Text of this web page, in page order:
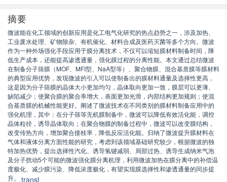
摘要
微波能在化工领域的创新应用是化工电气化研究的热点趋势之一，涉及加热、
工业废水处理、矿物除杂、有机催化、材料合成及医药灭菌等多个方向。微波
作为一种外场强化手段应用于膜分离技术，不仅可以缩短膜材料制备时间，降
低生产成本，还能提高渗透通量，强化膜过程的分离性能。本文通过总结微波
在制备分子筛膜（MOF、MFI型、NaA型等）、聚合物膜、混合基质膜等膜材料
的典型应用优势，发现微波的引入可以使制备出的膜材料通量及选择性更高，
这是因为分子筛膜的晶体大小更加均匀，晶体取向更加一致，膜层可以更薄、
缺陷减少；使聚合膜的聚合率增大，表面更加光滑，内部结构更加规则；使混
合基质膜的机械性能更好。阐述了微波技术在不同类别的膜材料制备应用中的
强化机理，其中：在分子筛等无机膜制备中，微波可以降低有效活化能，调控
晶体粒径，诱导晶体取向；在聚合物膜的制备过程中，微波可以改变膜结构，
改变传热方向，增加聚合接枝率，降低反应活化能。归纳了微波提升膜材料在
气体和液体分离方面性能的研究，考虑到该领域基础研究较少，根据微波的独
特加热优势，提出选择性汽化、诱导氢键减弱、局部过热、诱导生成纳米气泡
及分子扰动5个可能的微波强化膜分离机理，利用微波加热在膜分离中的补偿温
度极化、减少膜污染、降低浓度极化，有望实现膜选择性和渗透通量的同步提
升。 transl